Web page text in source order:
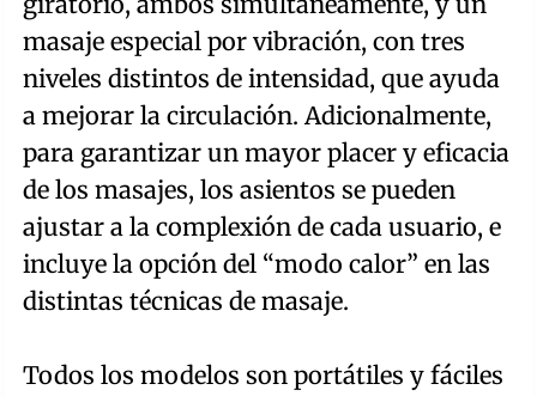
masaje especial por vibración, con tres
niveles distintos de intensidad, que ayuda
a mejorar la circulación. Adicionalmente,
para garantizar un mayor placer y eficacia
de los masajes, los asientos se pueden
ajustar a la complexión de cada usuario, e
incluye la opción del “modo calor” en las
distintas técnicas de masaje.
Todos los modelos son portátiles y fáciles